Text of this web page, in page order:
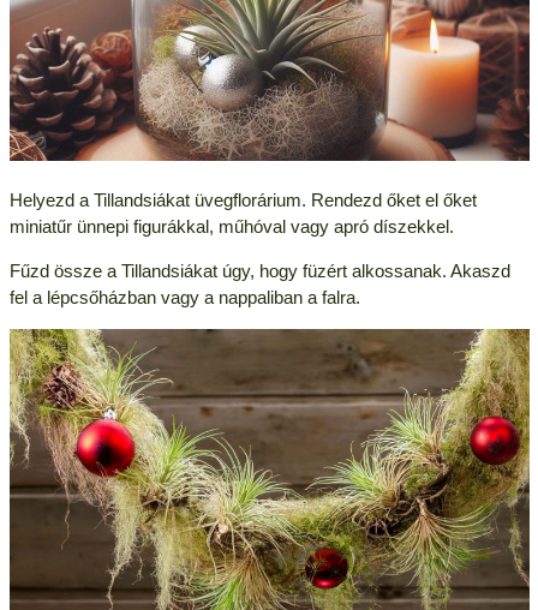
Helyezd a Tillandsiákat üvegflorárium. Rendezd őket el őket
miniatűr ünnepi figurákkal, műhóval vagy apró díszekkel.
Fűzd össze a Tillandsiákat úgy, hogy füzért alkossanak. Akaszd
fel a lépcsőházban vagy a nappaliban a falra.